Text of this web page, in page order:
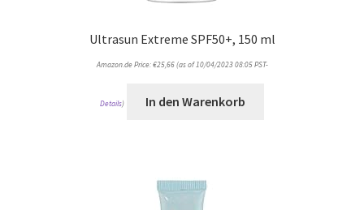
Ultrasun Extreme SPF50+, 150 ml
Amazon.de Price:€25,66(as of 10/04/2023 08:05 PST-
Details) In den Warenkorb